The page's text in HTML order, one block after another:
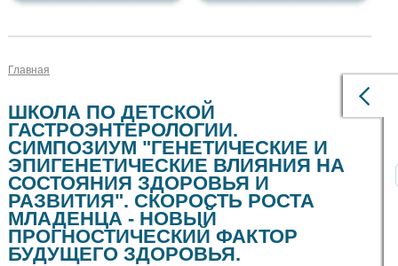
Главная
ШКОЛА ПО ДЕТСКОЙ
ГАСТРОЭНТЕРОЛОГИИ.
СИМПОЗИУМ "ГЕНЕТИЧЕСКИЕ И
ЭПИГЕНЕТИЧЕСКИЕ ВЛИЯНИЯ НА
СОСТОЯНИЯ ЗДОРОВЬЯ И
РАЗВИТИЯ". СКОРОСТЬ РОСТА
МЛАДЕНЦА - НОВЫЙ
ПРОГНОСТИЧЕСКИЙ ФАКТОР
БУДУЩЕГО ЗДОРОВЬЯ.